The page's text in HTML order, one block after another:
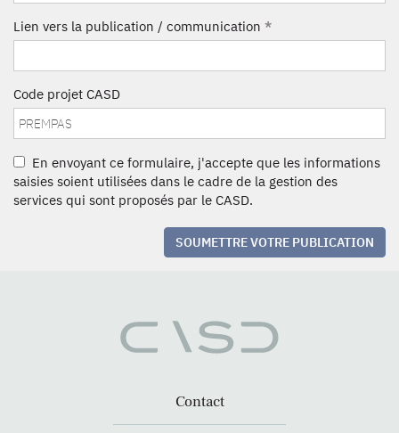
Lien vers la publication / communication *
Code projet CASD
En envoyant ce formulaire, j'accepte que les informations
saisies soient utilisées dans le cadre de la gestion des
services qui sont proposés par le CASD.
SOUMETTRE VOTRE PUBLICATION
Contact